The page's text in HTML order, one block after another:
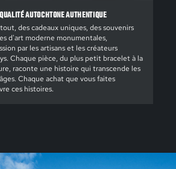
AUTOCHTONE AUTHENTIQUE
des cadeaux uniques, des souvenirs
d'art moderne monumentales,
par les artisans et les créateurs
Chaque pièce, du plus petit bracelet à la
raconte une histoire qui transcende les
Chaque achat que vous faites
ces histoires.